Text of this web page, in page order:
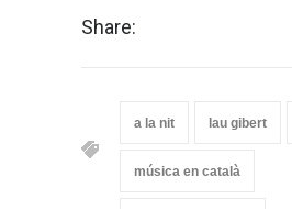
Share:
a la nit lau gibert
música en català